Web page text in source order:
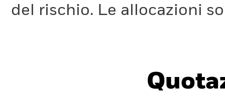
del rischio. Le allocazioni